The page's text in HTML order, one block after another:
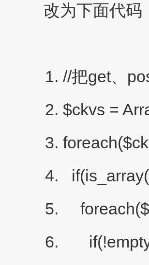
改为下面代码
//把get、
$ckvs =